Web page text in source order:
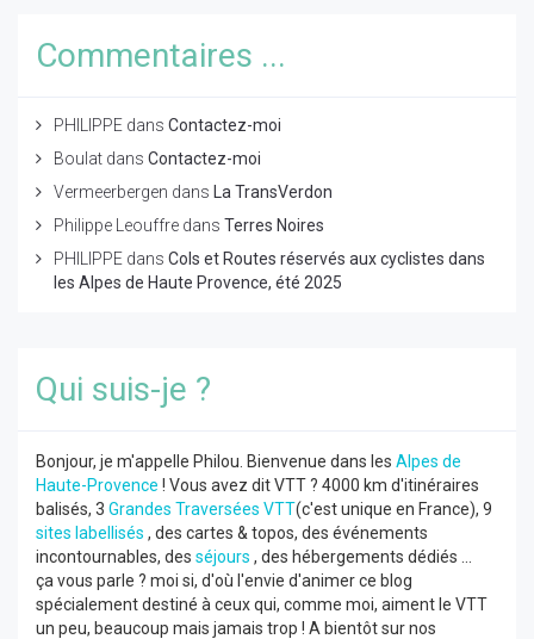
Commentaires ...
PHILIPPE dans Contactez-moi
Boulat dans Contactez-moi
Vermeerbergen dans
La TransVerdon
Philippe Leouffre dans Terres Noires
PHILIPPE dans Cols et Routes réservés aux cyclistes dans
les Alpes de Haute Provence, été 2025
Qui suis-je ?
Bonjour, je m'appelle Philou. Bienvenue dans les Alpes de
Haute-Provence ! Vous avez dit VTT ? 4000 km d'itinéraires
balisés, 3 Grandes Traversées VTT(c'est unique en France), 9
sites labellisés , des cartes & topos, des événements
incontournables, des séjours , des hébergements dédiés ...
ça vous parle ? moi si, d'où l'envie d'animer ce blog
spécialement destiné à ceux qui, comme moi, aiment le VTT
un peu, beaucoup mais jamais trop ! A bientôt sur nos